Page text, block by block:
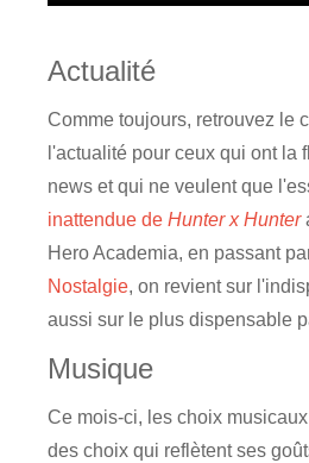
Actualité
Comme toujours, retrouvez le
l'actualité pour ceux qui ont la
news et qui ne veulent que
inattendue de Hunter x Hunter
Hero Academia, en passant
Nostalgie, on revient sur
aussi sur le plus dispensable
Musique
Ce mois-ci, les choix
des choix qui reflètent ses